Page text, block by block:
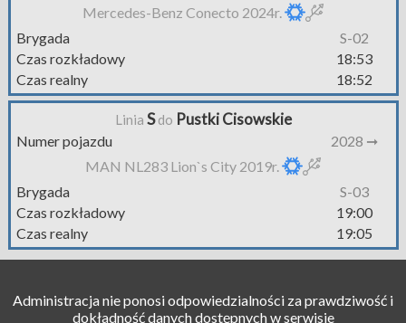
Mercedes-Benz Conecto 2024r.
Brygada
S-02
Czas rozkładowy
18:53
Czas realny
18:52
Linia Sdo Pustki Cisowskie
Numer pojazdu
2028 ➞
MAN NL283 Lion`s City 2019r.
Brygada
S-03
Czas rozkładowy
19:00
Czas realny
19:05
Administracja nie ponosi odpowiedzialności za prawdziwość i
dokładność danych dostępnych w serwisie